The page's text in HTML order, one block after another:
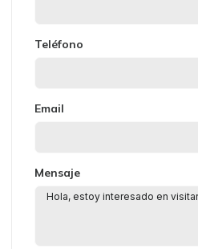
Teléfono
Email
Mensaje